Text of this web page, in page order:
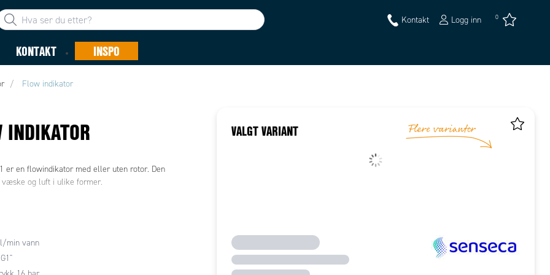
Kontakt Logg inn 0
KONTAKT INSPO
Flow indikator
INDIKATOR
er en flowindikator med eller uten rotor. Den
væske og luft i ulike former.
min vann
VALGT VARIANT